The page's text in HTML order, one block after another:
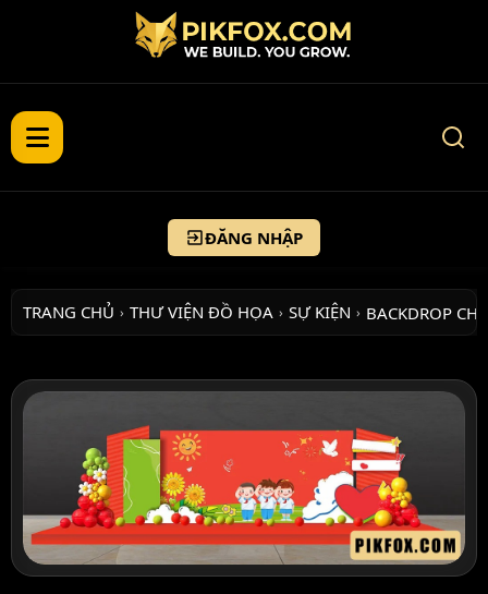
ĐĂNG NHẬP
TRANG CHỦ › THƯ VIỆN ĐỒ HỌA › SỰ KIỆN › BACKDROP